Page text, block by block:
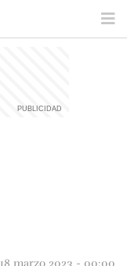
18 marzo 2023 - 00:00